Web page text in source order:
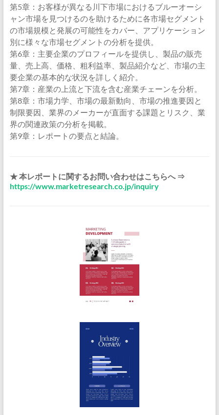
第5章：お客様が異なる川下市場におけるブルーオーシ
ャン市場を見つけるのを助けるために各市場セグメント
の市場規模と発展の可能性をカバー、アプリケーション
別に様々な市場セグメントの分析を提供。
第6章：主要企業のプロフィールを提供し、製品の販売
量、売上高、価格、粗利益率、製品紹介など、市場の主
要企業の基本的な状況を詳しく紹介。
第7章：産業の上流と下流を含む産業チェーンを分析。
第8章：市場力学、市場の最新動向、市場の推進要因と
制限要因、業界のメーカーが直面する課題とリスク、業
界の関連政策の分析を掲載。
第9章：レポートの要点と結論。
★ 本レポートに関するお問い合わせはこちらへ ⇒
https://www.marketresearch.co.jp/inquiry